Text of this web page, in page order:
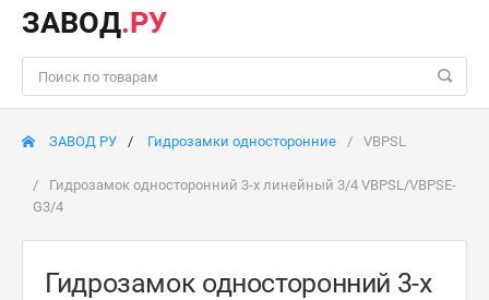
ЗАВОД.РУ
ЗАВОД РУ Гидрозамки односторонние VBPSL
Гидрозамок односторонний 3-х линейный 3/4 VBPSL/VBPSE-
G3/4
Гидрозамок односторонний 3-х